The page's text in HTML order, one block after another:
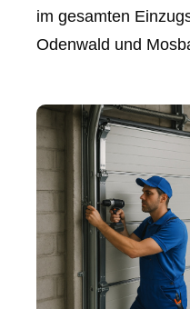
im gesamten
Odenwald und